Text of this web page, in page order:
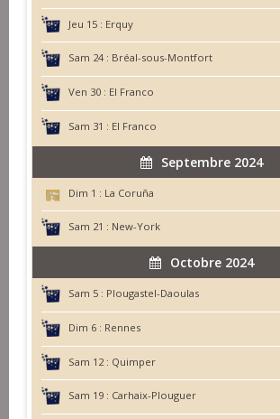
Jeu 15 : Erquy
Sam 24 : Bréal-sous-Montfort
Ven 30 : El Franco
Sam 31 : El Franco
Septembre 2024
Dim 1 : La Coruña
Sam 21 : New-York
Octobre 2024
Sam 5 : Plougastel-Daoulas
Dim 6 : Rennes
Sam 12 : Quimper
Sam 19 : Carhaix-Plouguer